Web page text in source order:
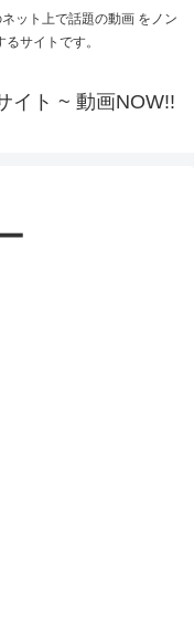
ット上で話題の動画 をノン
サイトです。
イト ~ 動画NOW!!